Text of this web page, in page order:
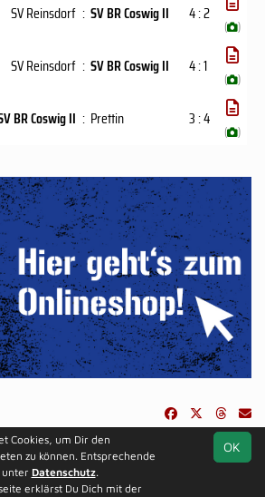
SV Reinsdorf : SV BR Coswig II 4 : 2
( )
SV Reinsdorf : SV BR Coswig II 4 : 1
( )
BR Coswig II : Prettin 3 : 4
( )
soccero.de
© 2006 - 2026
OK
Cookies, um Dir den
zu können. Entsprechende
Datenschutz.
erklärst Du Dich mit der